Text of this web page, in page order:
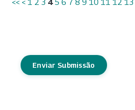
<< < 1 2 3 4 5 6 7 8 9 10 11 12 13
Enviar Submissão